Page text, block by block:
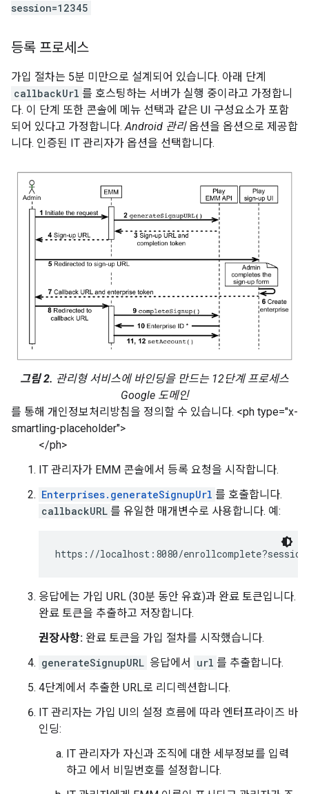
session=12345
등록 프로세스
가입 절차는 5분 미만으로 설계되어 있습니다. 아래 단계
callbackUrl 를 호스팅하는 서버가 실행 중이라고 가정합니
다. 이 단계 또한 콘솔에 메뉴 선택과 같은 UI 구성요소가 포함
되어 있다고 가정합니다. Android 관리옵션을 옵션으로 제공합
니다. 인증된 IT 관리자가 옵션을 선택합니다.
그림 2. 관리형 서비스에 바인딩을 만드는 12단계 프로세스
Google 도메인
를 통해 개인정보처리방침을 정의할 수 있습니다. <ph type="x-
smartling-placeholder">
</ph>
IT 관리자가 EMM 콘솔에서 등록 요청을 시작합니다.
Enterprises.generateSignupUrl 를 호출합니다.
callbackURL 를 유일한 매개변수로 사용합니다. 예:
https://localhost:8080/
응답에는 가입 URL (30분 동안 유효)과 완료 토큰입니다.
완료 토큰을 추출하고 저장합니다.
권장사항: 완료 토큰을 가입 절차를 시작했습니다.
generateSignupURL 응답에서 url 를 추출합니다.
4단계에서 추출한 URL로 리디렉션합니다.
IT 관리자는 가입 UI의 설정 흐름에 따라 엔터프라이즈 바
인딩:
IT 관리자가 자신과 조직에 대한 세부정보를 입력
하고 에서 비밀번호를 설정합니다.